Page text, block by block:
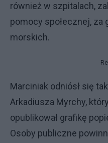
również w szpitalach,
pomocy społecznej, za
morskich.
Marciniak odniósł się
Arkadiusza Myrchy,
opublikował grafikę
Osoby publiczne